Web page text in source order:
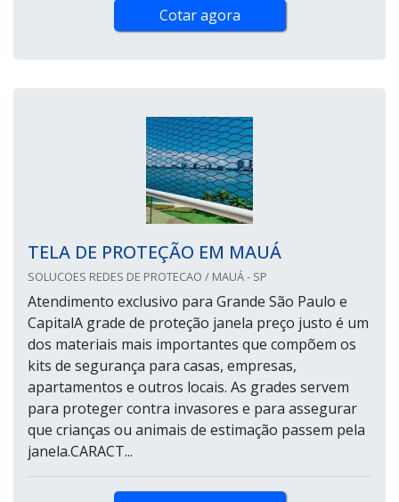
Cotar agora
TELA DE PROTEÇÃO EM MAUÁ
SOLUCOES REDES DE PROTECAO / MAUÁ - SP
Atendimento exclusivo para Grande São Paulo e
CapitalA grade de proteção janela preço justo é um
dos materiais mais importantes que compõem os
kits de segurança para casas, empresas,
apartamentos e outros locais. As grades servem
para proteger contra invasores e para assegurar
que crianças ou animais de estimação passem pela
janela.CARACT...